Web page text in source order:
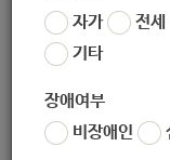
자가
전세
기타
장애여부
비장애인
교류 지원사업 - '연
참여단체 모집을 공고
1.사업개요